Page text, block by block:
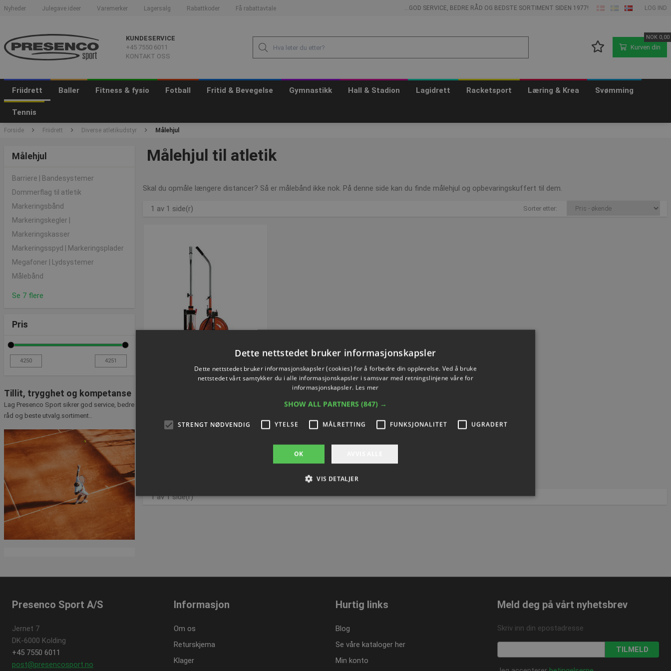
Nyheder Julegave ideer Varemerker Lagersalg Rabattkoder Få rabattavtale ...GOD SERVICE, BEDRE RÅD OG BEDSTE SORTIMENT SIDEN 1977! LOG IND
KUNDESERVICE
+45 7550 6011
KONTAKT OSS
Kurven din
NOK0,00
Friidrett Baller Fitness & fysio Fotball Fritid & Bevegelse Gymnastikk Hall & Stadion Lagidrett Racketsport Læring & Krea Svømming
Tennis
Forside Friidrett Diverse atletikudstyr Målehjul
Målehjul
Barriere | Bandesystemer
Dommerflag til atletik
Markeringsbånd
Markeringskegler |
Markeringskasser
Markeringsspyd | Markeringsplader
Megafoner | Lydsystemer
Målebånd
Se 7 flere
Pris
Tillit, trygghet og kompetanse
Lag Presenco Sport sikrer god service, bedre
råd og beste utvalg.sortiment..
Målehjul til atletik
Skal du opmåle længere distancer? Så er målebånd ikke nok. På denne side kan du finde målehjul og opbevaringskuffert til dem.
1 av 1 side(r) Sorter etter:
Målehjul ROLLFIX
Varenummer: S3140
NOK 4.250,59
1 av 1 side(r)
Presenco Sport A/S
Jernet 7
DK-6000 Kolding
+45 7550 6011
post@presencosport.no
Informasjon
Om os
Returskjema
Klager
Hurtig links
Blog
Se våre kataloger her
Min konto
Meld deg på vårt nyhetsbrev
Skriv inn din epostadresse
TILMELD
Dette nettstedet bruker informasjonskapsler
Dette nettstedet bruker informasjonskapsler (cookies) for å forbedre din opplevelse. Ved å bruke
nettstedet vårt samtykker du i alle informasjonskapsler i samsvar med retningslinjene våre for
informasjonskapsler. Les mer
SHOW ALL PARTNERS (847) →
STRENGT NØDVENDIG YTELSE MÅLRETTING FUNKSJONALITET UGRADERT
OK
VIS DETALJER
8861-4f4e-b552-7f50af21081d
informasjonskapsel. Det er nødvendig at Cookie-Script.com